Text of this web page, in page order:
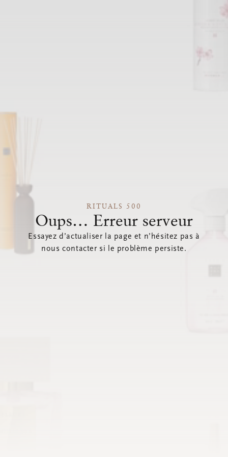
RITUALS 500
Oups… Erreur serveur
Essayez d’actualiser la page et n’hésitez pas à
nous contacter si le problème persiste.